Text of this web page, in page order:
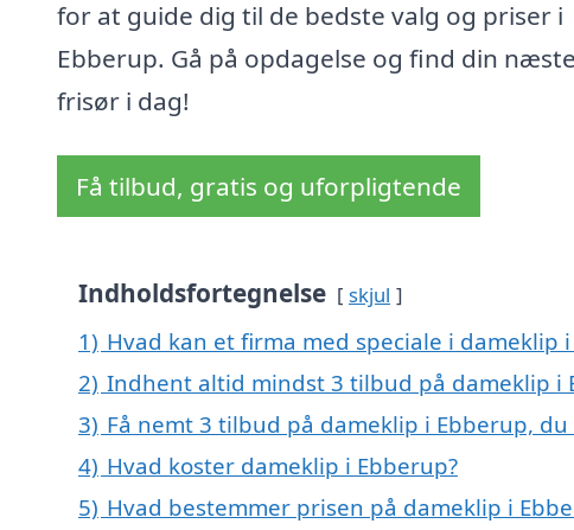
for at guide dig til de bedste valg og priser i
Ebberup. Gå på opdagelse og find din næste
frisør i dag!
Få tilbud, gratis og uforpligtende
Indholdsfortegnelse skjul
1) Hvad kan et firma med speciale i dameklip
2) Indhent altid mindst 3 tilbud på dameklip i
3) Få nemt 3 tilbud på dameklip i Ebberup,
4) Hvad koster dameklip i Ebberup?
5) Hvad bestemmer prisen på dameklip i